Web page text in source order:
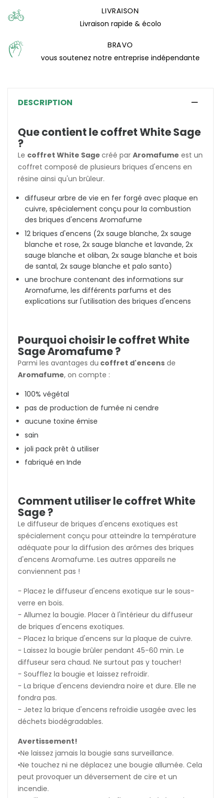
LIVRAISON
Livraison rapide & écolo
BRAVO
vous soutenez notre entreprise indépendante
DESCRIPTION
Que contient le coffret White Sage
?
Le coffret White Sage créé par Aromafume est un
coffret composé de plusieurs briques d'encens en
résine ainsi qu'un brûleur.
diffuseur arbre de vie en fer forgé avec plaque en
cuivre, spécialement conçu pour la combustion
des briques d'encens Aromafume
12 briques d'encens (2x sauge blanche, 2x sauge
blanche et rose, 2x sauge blanche et lavande, 2x
sauge blanche et oliban, 2x sauge blanche et bois
de santal, 2x sauge blanche et palo santo)
une brochure contenant des informations sur
Aromafume, les différents parfums et des
explications sur l'utilisation des briques d'encens
Pourquoi choisir le coffret White
Sage Aromafume ?
Parmi les avantages du coffret d'encens de
Aromafume, on compte :
100% végétal
pas de production de fumée ni cendre
aucune toxine émise
sain
joli pack prêt à utiliser
fabriqué en Inde
Comment utiliser le coffret White
Sage ?
Le diffuseur de briques d'encens exotiques est
spécialement conçu pour atteindre la température
adéquate pour la diffusion des arômes des briques
d'encens Aromafume. Les autres appareils ne
conviennent pas !
- Placez le diffuseur d'encens exotique sur le sous-
verre en bois.
- Allumez la bougie. Placer à l'intérieur du diffuseur
de briques d'encens exotiques.
- Placez la brique d'encens sur la plaque de cuivre.
- Laissez la bougie brûler pendant 45-60 min. Le
diffuseur sera chaud. Ne surtout pas y toucher!
- Soufflez la bougie et laissez refroidir.
- La brique d'encens deviendra noire et dure. Elle ne
fondra pas.
- Jetez la brique d'encens refroidie usagée avec les
déchets biodégradables.
Avertissement!
•Ne laissez jamais la bougie sans surveillance.
•Ne touchez ni ne déplacez une bougie allumée. Cela
peut provoquer un déversement de cire et un
incendie.